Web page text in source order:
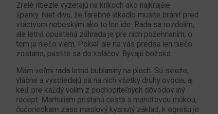
Zrelé ríbezle vyzerajú na kríkoch ako najkrajšie
šperky. Niet divu, že farebné lákadlo musíte brániť pred
vtáctvom nebeským ako to len ide. Rada sa rozdelím,
ale letná opustená záhrada je pre nich požehnaním; o
tom ja niečo viem. Pokiaľ ale na vás predsa len niečo
zostane, pustite sa do koláčov. Bývajú božské.
Mám veľmi rada letné bublaniny na plech. Sú svieže,
vláčne a vystriedajú sa na nich všetky druhy ovocia, aj
keď pre každý volím z pochopiteľných dôvodov iný
recept. Marhuliam pristanú cestá s mandľovou múkou,
čučoriedkam zase maslový kysnutý základ, k egrešu je